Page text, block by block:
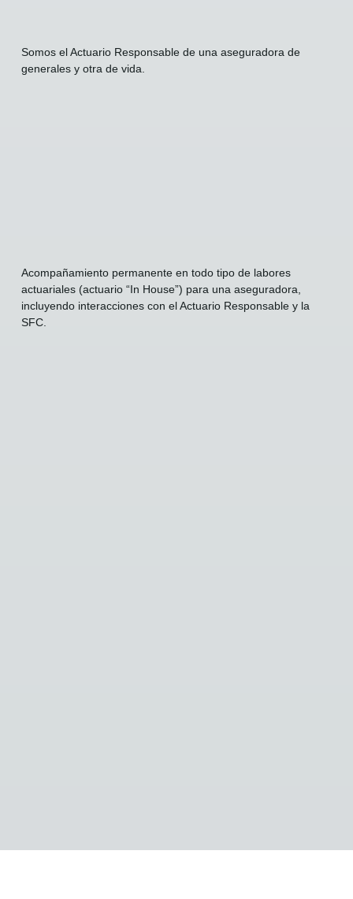
Somos el Actuario Responsable de una aseguradora de
generales y otra de vida.
Acompañamiento permanente en todo tipo de labores
actuariales (actuario “In House”) para una aseguradora,
incluyendo interacciones con el Actuario Responsable y la
SFC.